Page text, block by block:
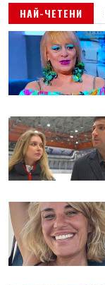
НАЙ-ЧЕТЕНИ